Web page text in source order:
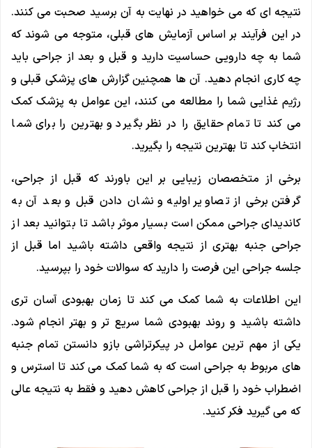
نتیجه ای که می خواهید در نهایت به آن برسید صحبت می کنند.
در این فرآیند بر اساس آزمایش ‌های قبلی، متوجه می ‌شوند که
شما به چه دارویی حساسیت دارید و قبل و بعد از جراحی باید
چه کاری انجام دهید. آن ها همچنین گزارش های پزشکی قبلی و
رژیم غذایی شما را مطالعه می کنند، این عوامل به پزشک کمک
می کند تا تمام حقایق را در نظر بگیرد و بهترین را برای شما
انتخاب کند تا بهترین نتیجه را بگیرید.
برخی از متخصصان زیبایی بر این باورند که قبل از جراحی،
گرفتن برخی از تصاویر اولیه و نشان دادن قبل و بعد آن به
کاندیدای جراحی ممکن است بسیار موثر باشد تا بتوانید بعد از
جراحی جنبه بهتری از نتیجه واقعی داشته باشید اما قبل از
جلسه جراحی این فرصت را دارید که سوالات خود را بپرسید.
این اطلاعات به شما کمک می کند تا زمان بهبودی آسان تری
داشته باشید و روند بهبودی شما سریع تر و بهتر انجام شود.
یکی از مهم ترین عوامل در پیکرتراشی بازو دانستن تمام جنبه
های مربوط به جراحی است که به شما کمک می کند تا استرس و
اضطراب خود را قبل از جراحی کاهش دهید و فقط به نتیجه عالی
که می گیرید فکر کنید.